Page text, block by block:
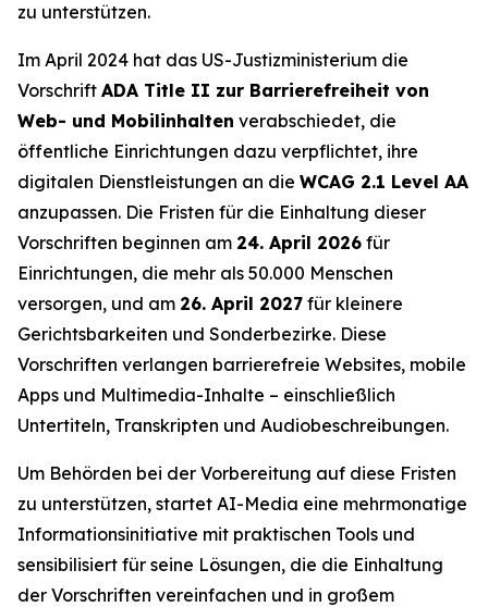
zu unterstützen.
Im April 2024 hat das US-Justizministerium die
Vorschrift ADA Title II zur Barrierefreiheit von
Web- und Mobilinhalten verabschiedet, die
öffentliche Einrichtungen dazu verpflichtet, ihre
digitalen Dienstleistungen an die WCAG 2.1 Level AA
anzupassen. Die Fristen für die Einhaltung dieser
Vorschriften beginnen am 24. April 2026 für
Einrichtungen, die mehr als 50.000 Menschen
versorgen, und am 26. April 2027 für kleinere
Gerichtsbarkeiten und Sonderbezirke. Diese
Vorschriften verlangen barrierefreie Websites, mobile
Apps und Multimedia-Inhalte – einschließlich
Untertiteln, Transkripten und Audiobeschreibungen.
Um Behörden bei der Vorbereitung auf diese Fristen
zu unterstützen, startet AI-Media eine mehrmonatige
Informationsinitiative mit praktischen Tools und
sensibilisiert für seine Lösungen, die die Einhaltung
der Vorschriften vereinfachen und in großem